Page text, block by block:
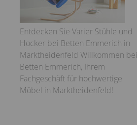
Entdecken Sie Varier Stühle und
Hocker bei Betten Emmerich in
Marktheidenfeld Willkommen bei
Betten Emmerich, Ihrem
Fachgeschäft für hochwertige
Möbel in Marktheidenfeld!